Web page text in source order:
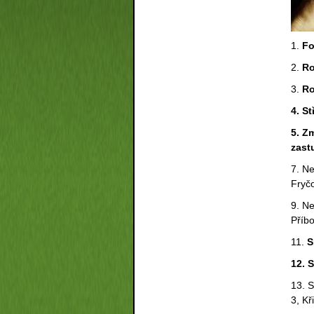
1.
2.
3.
4.
5.
7.
9.
11.
12.
13.
3,